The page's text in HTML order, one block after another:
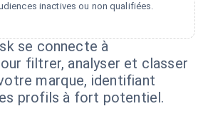
inactives ou non qualifiées.
se connecte à
filtrer, analyser et classer
marque, identifiant
profils à fort potentiel.